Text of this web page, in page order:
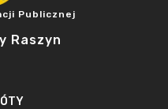
Publicznej
Raszyn